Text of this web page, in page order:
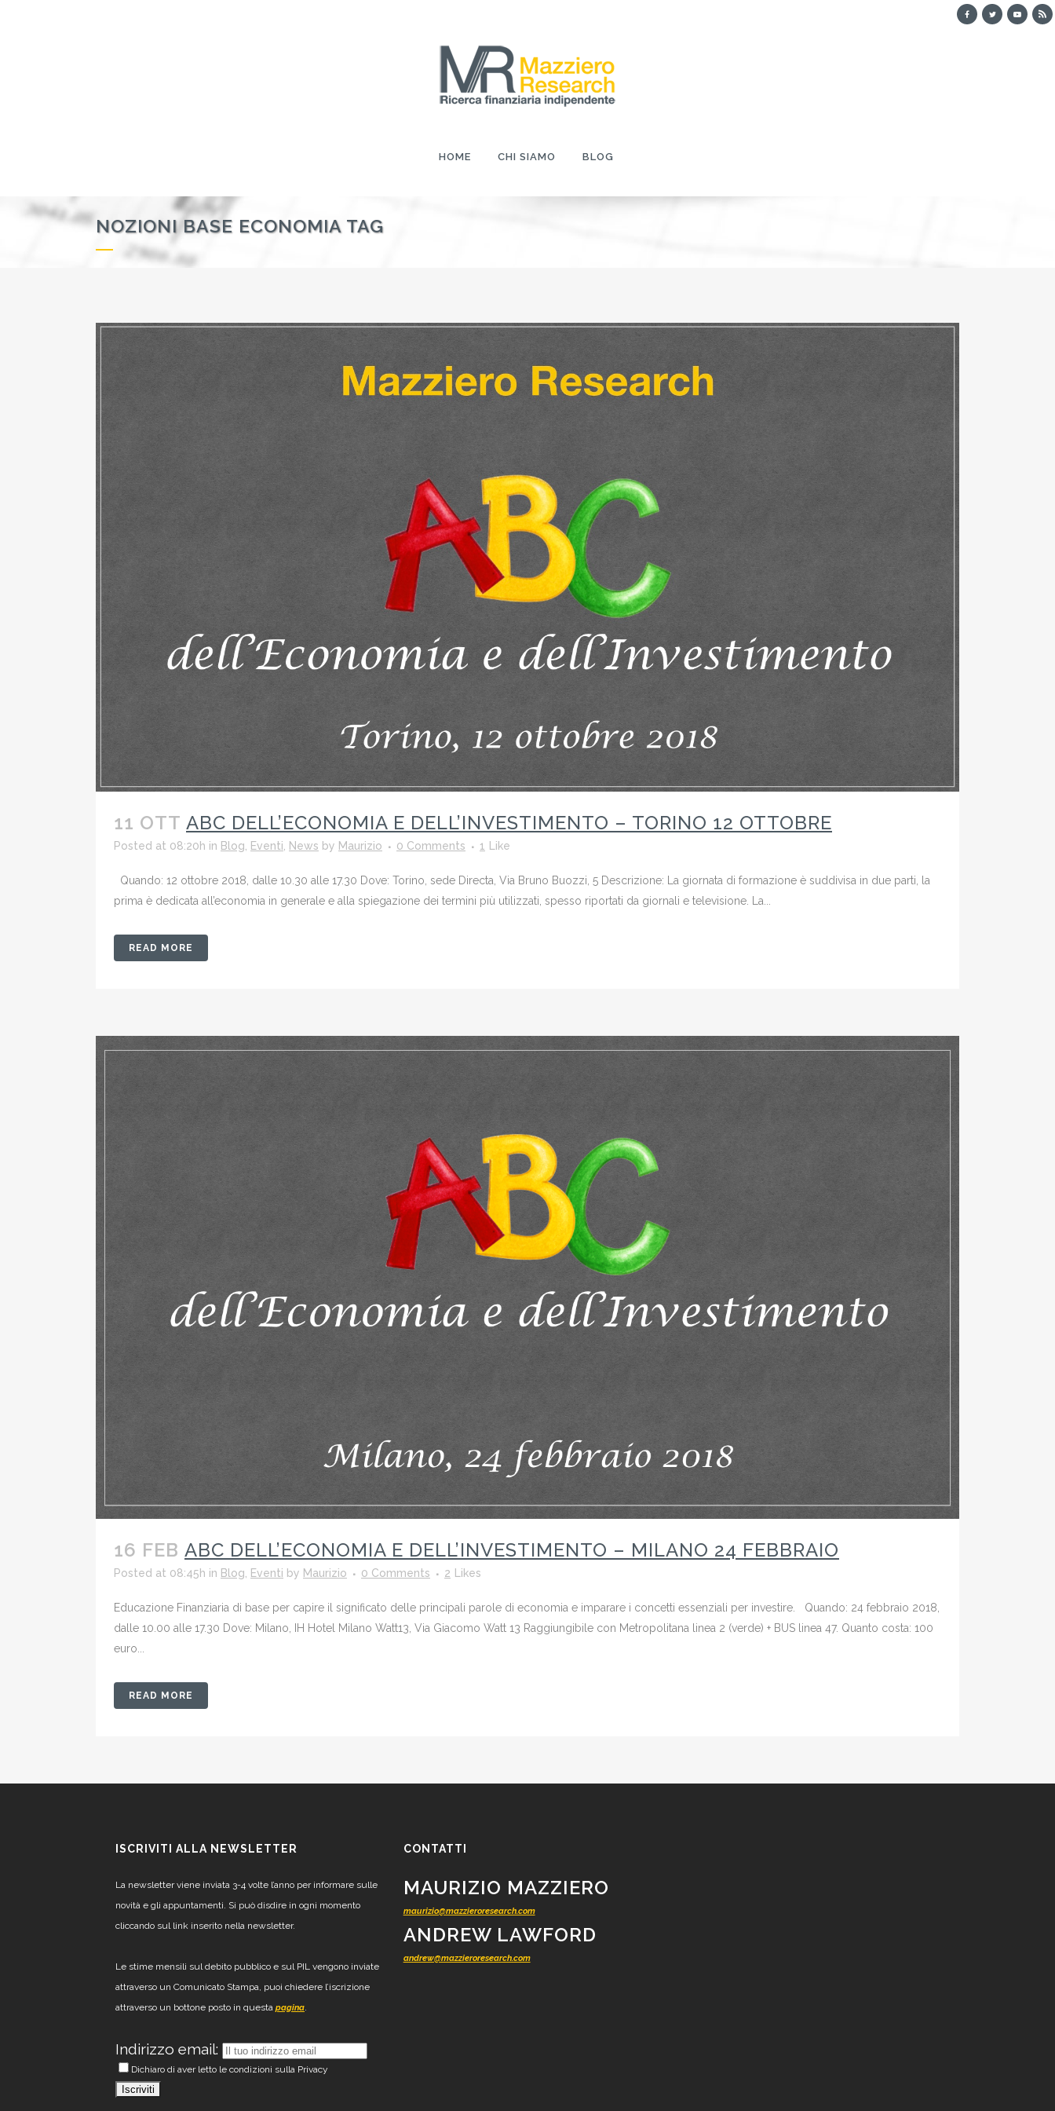
HOME CHI SIAMO BLOG
NOZIONI BASE ECONOMIA TAG
11 OTT ABC DELL’ECONOMIA E DELL’INVESTIMENTO – TORINO 12 OTTOBRE
Posted at 08:20h in Blog Eventi News by Maurizio 0 Comments 1 Like
Quando: 12 ottobre 2018, dalle 10.30 alle 17.30 Dove: Torino, sede Directa, Via Bruno Buozzi, 5 Descrizione: La giornata di formazione è suddivisa in due parti, la
prima è dedicata all’economia in generale e alla spiegazione dei termini più utilizzati, spesso riportati da giornali e televisione. La...
READ MORE
16 FEB ABC DELL’ECONOMIA E DELL’INVESTIMENTO – MILANO 24 FEBBRAIO
Posted at 08:45h in Blog Eventi by Maurizio 0 Comments 2 Likes
Educazione Finanziaria di base per capire il significato delle principali parole di economia e imparare i concetti essenziali per investire. Quando: 24 febbraio 2018,
dalle 10.00 alle 17.30 Dove: Milano, IH Hotel Milano Watt13, Via Giacomo Watt 13 Raggiungibile con Metropolitana linea 2 (verde) + BUS linea 47. Quanto costa: 100
euro...
READ MORE
ISCRIVITI ALLA NEWSLETTER
La newsletter viene inviata 3-4 volte l’anno per informare sulle
novità e gli appuntamenti. Si può disdire in ogni momento
cliccando sul link inserito nella newsletter.
Le stime mensili sul debito pubblico e sul PIL vengono inviate
attraverso un Comunicato Stampa, puoi chiedere l’iscrizione
attraverso un bottone posto in questa pagina.
Indirizzo email:
Dichiaro di aver letto le condizioni sulla Privacy
CONTATTI
MAURIZIO MAZZIERO
maurizio@mazzieroresearch.com
ANDREW LAWFORD
andrew@mazzieroresearch.com